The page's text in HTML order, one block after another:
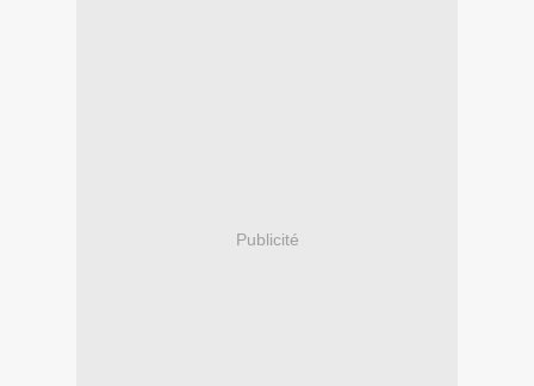
Publicité